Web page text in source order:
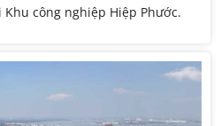
công nghiệp Hiệp Phước.